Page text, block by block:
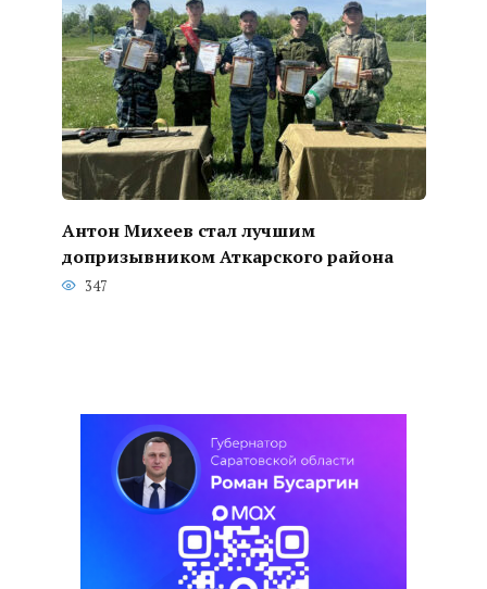
Антон Михеев стал лучшим
допризывником Аткарского района
347